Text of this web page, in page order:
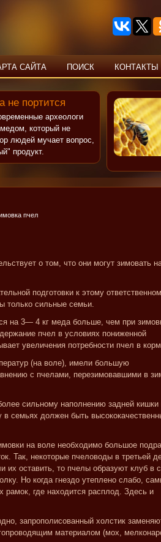
САЙТА ПОИСК КОНТАКТЫ
не портится
археологи
который не
людей мучает вопрос,
продукт.
пчел
о том, что они могут зимовать
подготовки к этому
только сильные семьи.
на 3— 4 кг меда больше, чем при
пчел в условиях пониженной
увеличения потребности пчел в
(на воле), имели большую
с пчелами, перезимовавшими в
сильному наполнению задней кишки
семьях должен быть
на воле необходимо большое
Так, некоторые пчеловоды в третьей
их оставить, то пчелы образуют клуб в
Но когда гнездо утеплено слабо,
рамок, где находится расплод. Здесь и
запрополисованный холстик
материалом (мох,